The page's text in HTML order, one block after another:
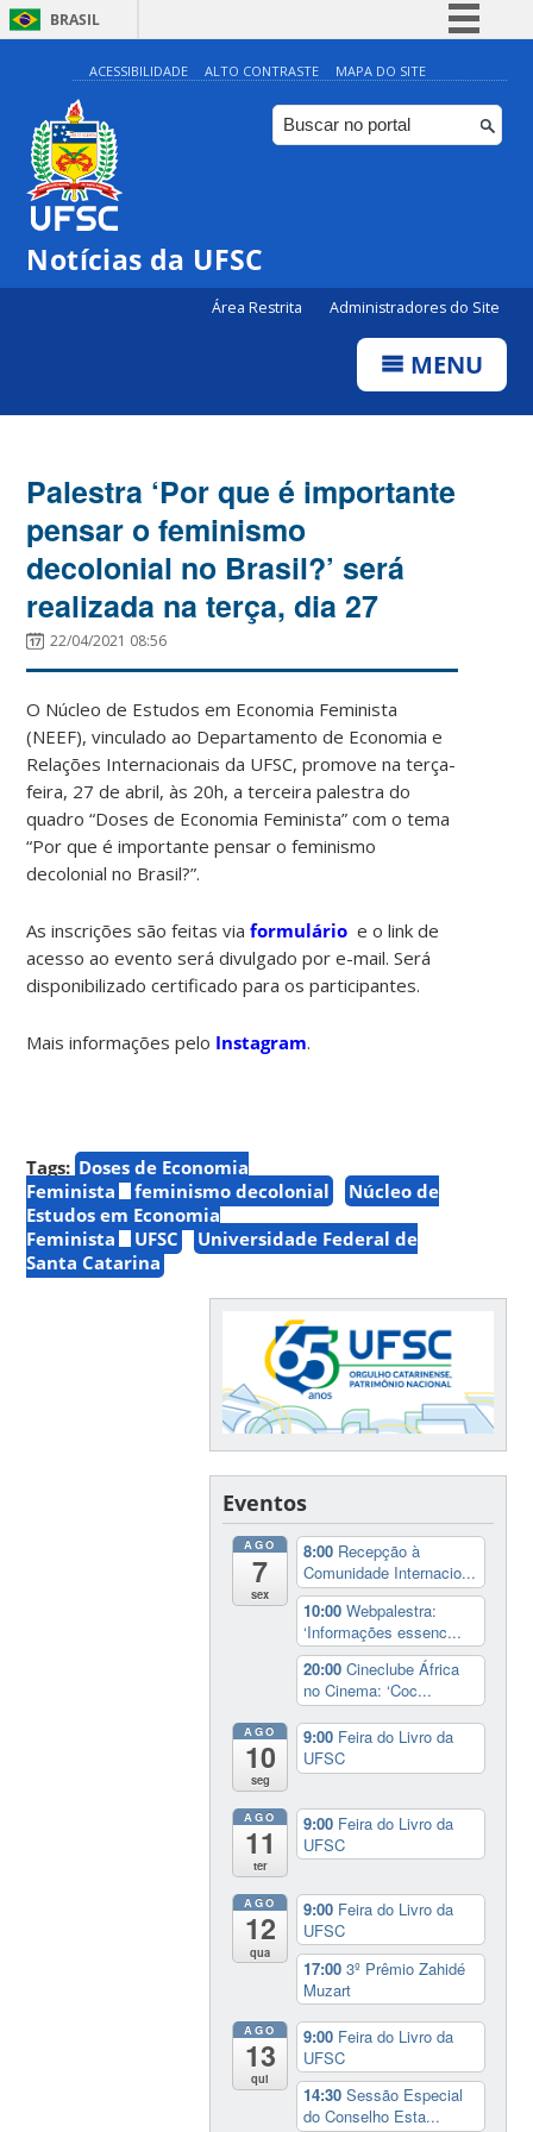
BRASIL
Simplifique!
Comunica BR
Participe
ACESSIBILIDADE ALTO CONTRASTE MAPA DO SITE
Notícias da UFSC
Área Restrita Administradores do Site
MENU
Palestra ‘Por que é importante
pensar o feminismo
decolonial no Brasil?’ será
realizada na terça, dia 27
22/04/2021 08:56
O Núcleo de Estudos em Economia Feminista
(NEEF), vinculado ao Departamento de Economia e
Relações Internacionais da UFSC, promove na terça-
feira, 27 de abril, às 20h, a terceira palestra do
quadro “Doses de Economia Feminista” com o tema
“Por que é importante pensar o feminismo
decolonial no Brasil?”.
As inscrições são feitas viaformulário e o link de
acesso ao evento será divulgado por e-mail. Será
disponibilizado certificado para os participantes.
Mais informações pelo Instagram.
Tags: Doses de Economia
Feminista
feminismo decolonial
Núcleo de
Estudos em Economia
Feminista
UFSC
Universidade Federal de
Santa Catarina
Eventos
AGO
7
sex
8:00 Recepção à
Comunidade Internacio...
10:00Webpalestra:
‘Informações essenc...
20:00Cineclube África
no Cinema: ‘Coc...
AGO
10
seg
9:00 Feira do Livro da
UFSC
AGO
11
ter
9:00 Feira do Livro da
UFSC
AGO
12
qua
9:00 Feira do Livro da
UFSC
17:003º Prêmio Zahidé
Muzart
AGO
13
qui
9:00 Feira do Livro da
UFSC
14:30Sessão Especial
do Conselho Esta...